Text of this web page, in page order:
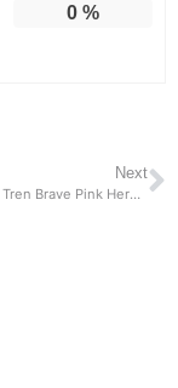
0%
Next
Tengah Ramai Tren Brave Pink Hero Green di Media Sosial, Berikut Makna Dibaliknya